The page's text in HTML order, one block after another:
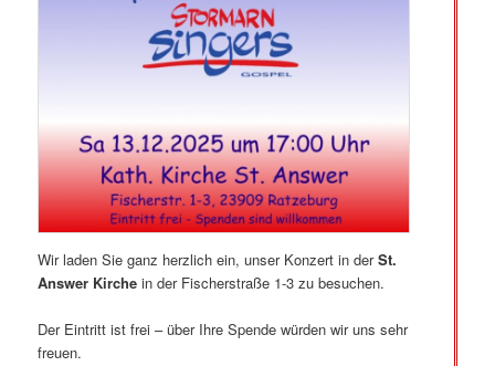
Wir laden Sie ganz herzlich ein, unser Konzert in derSt.
Answer Kirche in der Fischerstraße 1-3 zu besuchen.
Der Eintritt ist frei – über Ihre Spende würden wir uns sehr
freuen.